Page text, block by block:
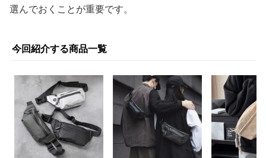
選んでおくことが重要です。
今回紹介する商品一覧